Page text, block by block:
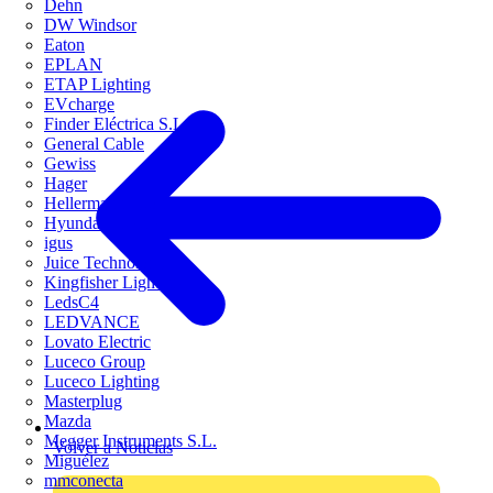
Dehn
DW Windsor
Eaton
EPLAN
ETAP Lighting
EVcharge
Finder Eléctrica S.L.U
General Cable
Gewiss
Hager
HellermannTyton
Hyundai Electric
igus
Juice Technology
Kingfisher Lighting
LedsC4
LEDVANCE
Lovato Electric
Luceco Group
Luceco Lighting
Masterplug
Mazda
Megger Instruments S.L.
Miguélez
mmconecta
Volver a Noticias